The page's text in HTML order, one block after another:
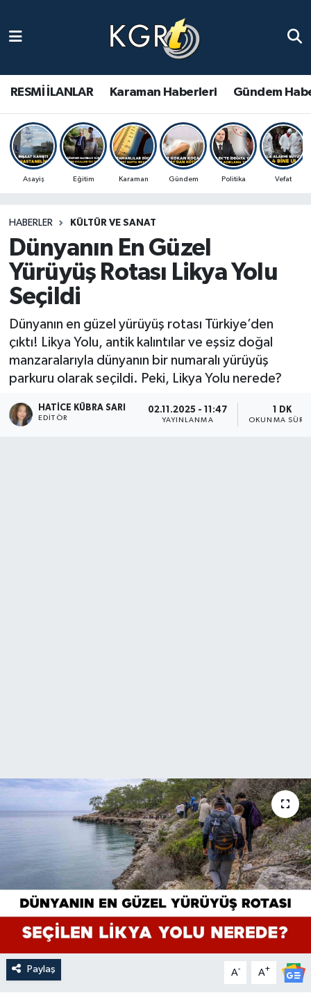
RESMİ İLANLAR Karaman Haberleri Gündem
Asayiş Eğitim Karaman Gündem Politika Vefat
HABERLER KÜLTÜR VE SANAT
Dünyanın En Güzel
Yürüyüş Rotası Likya Yolu
Seçildi
Dünyanın en güzel yürüyüş rotası Türkiye’den
çıktı! Likya Yolu, antik kalıntılar ve eşsiz doğal
manzaralarıyla dünyanın bir numaralı yürüyüş
parkuru olarak seçildi. Peki, Likya Yolu nerede?
HATICE KÜBRA SARI
EDITÖR
02.11.2025 - 11:47
YAYINLANMA
1 DK
OKUNMA
Paylaş A- A+
Gündem Haberleri
Güncel Haberler
Spor Haberleri
Ulusal Haberler
Vefat Edenler